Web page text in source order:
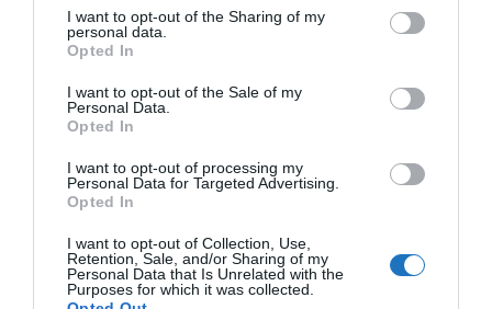
not limited to your visit or usage behaviour. You may click to
grant or deny consent to Google and its third-party tags to
use your data for below specified purposes in below Google
consent section.
I want to opt-out of the Sharing of my
personal data.
Opted In
I want to opt-out of the Sale of my
Personal Data.
Opted In
I want to opt-out of processing my
Personal Data for Targeted Advertising.
Opted In
I want to opt-out of Collection, Use,
Retention, Sale, and/or Sharing of my
Personal Data that Is Unrelated with the
Purposes for which it was collected.
milliárd forint) állami támogatás miatt is az Európai
Bírósághoz fordult, időközben azonban a cég
Az idén 71 éves Tarom 2008 óta folyamatosan
milliárd lej (107,61 milliárd forint) volt. Jelenleg az
Európai Bizottság asztalán van egy újabb, 900 millió
lejes (68,68 milliárd forint) állami támogatás terve,
melyet a vállalat átszervezéséhez nyújtana a
bukaresti kormány.